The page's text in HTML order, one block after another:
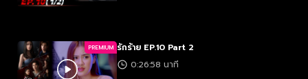
PREMIUM รักร้าย EP.10 Part 2
0:26:58 นาที